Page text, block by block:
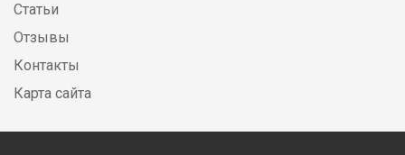
Статьи
Отзывы
Контакты
Карта сайта